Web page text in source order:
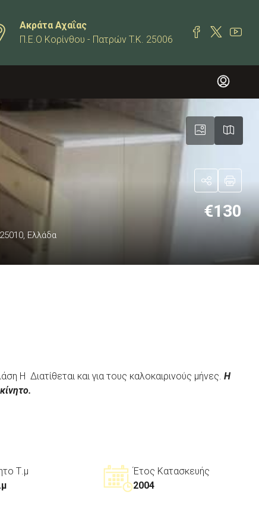
Ακράτα Αχαΐας
Π.Ε.Ο Κορίνθου - Πατρών T.K. 25006
Ελλάδα
€130
H Διατίθεται και για τους καλοκαιρινούς μήνες. Η
Τ.μ
Έτος Κατασκευής
2004